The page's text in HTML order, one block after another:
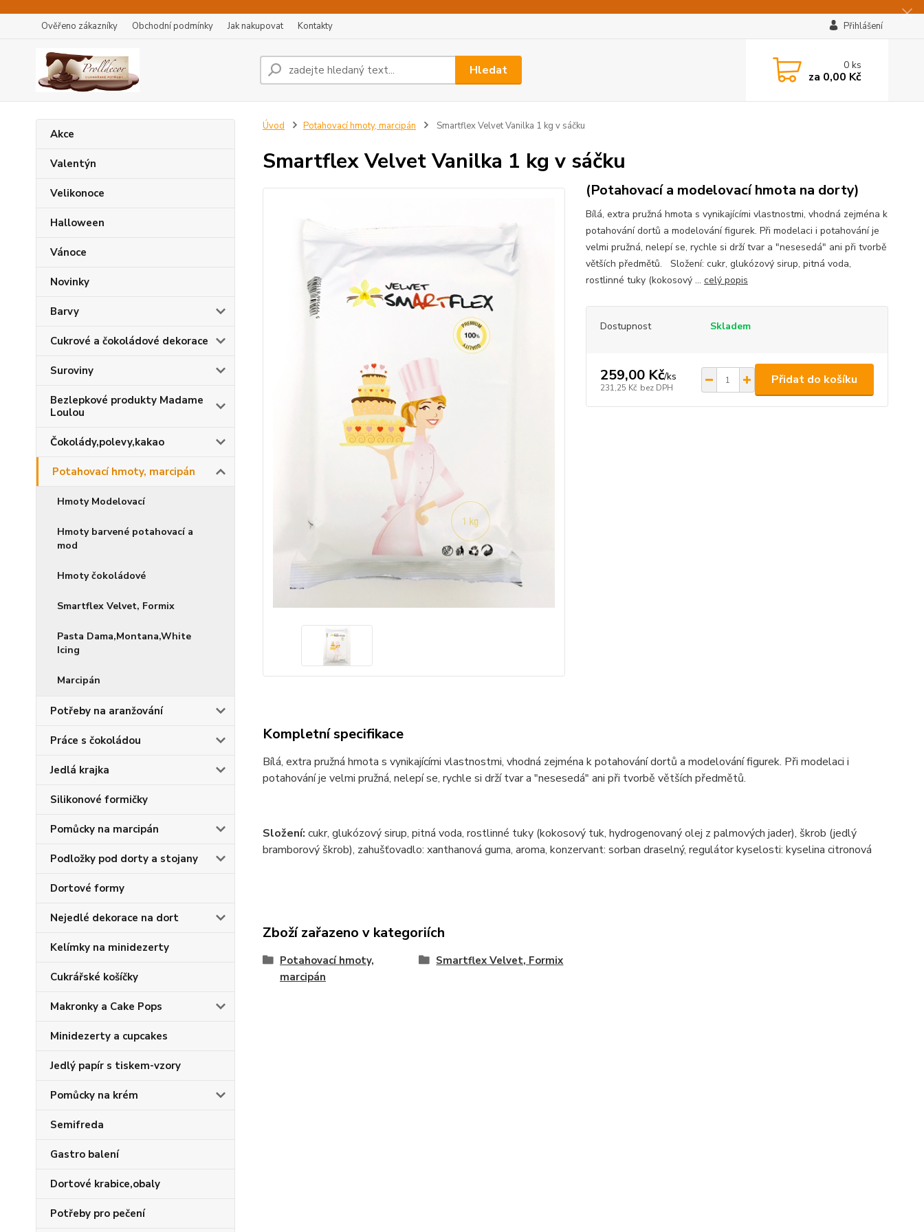
Ověřeno zákazníky Obchodní podmínky Jak nakupovat Kontakty Přihlášení
Hledat 0ks
za 0,00 Kč
Akce
Valentýn
Velikonoce
Halloween
Vánoce
Novinky
Barvy
Cukrové a čokoládové dekorace
Suroviny
Bezlepkové produkty Madame
Loulou
Čokolády,polevy,kakao
Potahovací hmoty, marcipán
Hmoty Modelovací
Hmoty barvené potahovací a
mod
Hmoty čokoládové
Smartflex Velvet, Formix
Pasta Dama,Montana,White
Icing
Marcipán
Potřeby na aranžování
Práce s čokoládou
Jedlá krajka
Silikonové formičky
Pomůcky na marcipán
Podložky pod dorty a stojany
Dortové formy
Nejedlé dekorace na dort
Kelímky na minidezerty
Cukrářské košíčky
Makronky a Cake Pops
Minidezerty a cupcakes
Jedlý papír s tiskem-vzory
Pomůcky na krém
Semifreda
Gastro balení
Dortové krabice,obaly
Potřeby pro pečení
Úvod Potahovací hmoty, marcipán Smartflex Velvet Vanilka 1 kg v sáčku
Smartflex Velvet Vanilka 1 kg v sáčku
(Potahovací a modelovací hmota na dorty)
Bílá, extra pružná hmota s vynikajícími vlastnostmi, vhodná zejména k
potahování dortů a modelování figurek. Při modelaci i potahování je
velmi pružná, nelepí se, rychle si drží tvar a "nesesedá" ani při tvorbě
větších předmětů. Složení: cukr, glukózový sirup, pitná voda,
rostlinné tuky (kokosový ... celý popis
Dostupnost Skladem
259,00 Kč/ks
231,25 Kč bez DPH
Přidat do košíku
Kompletní specifikace
Bílá, extra pružná hmota s vynikajícími vlastnostmi, vhodná zejména k potahování dortů a modelování figurek. Při modelaci i
potahování je velmi pružná, nelepí se, rychle si drží tvar a "nesesedá" ani při tvorbě větších předmětů.
Složení: cukr, glukózový sirup, pitná voda, rostlinné tuky (kokosový tuk, hydrogenovaný olej z palmových jader), škrob (jedlý
bramborový škrob), zahušťovadlo: xanthanová guma, aroma, konzervant: sorban draselný, regulátor kyselosti: kyselina citronová
Zboží zařazeno v kategoriích
Potahovací hmoty,
marcipán
Smartflex Velvet, Formix